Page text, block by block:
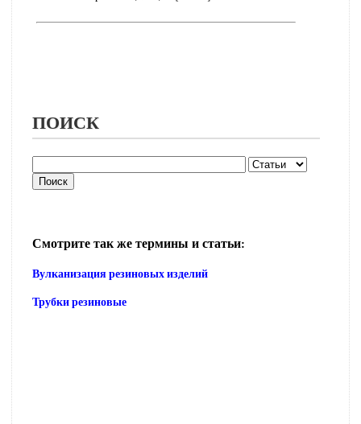
ПОИСК
Смотрите так же термины и статьи:
Вулканизация резиновых изделий
Трубки резиновые